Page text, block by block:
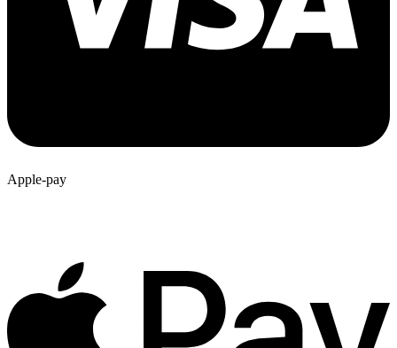
Apple-pay